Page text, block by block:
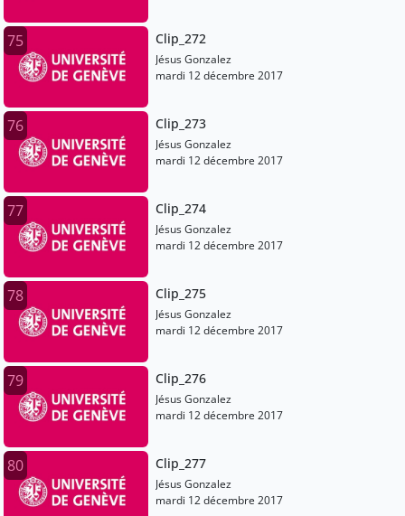
75 Clip_272
Jésus Gonzalez
mardi 12 décembre 2017
76 Clip_273
Jésus Gonzalez
mardi 12 décembre 2017
77 Clip_274
Jésus Gonzalez
mardi 12 décembre 2017
78 Clip_275
Jésus Gonzalez
mardi 12 décembre 2017
79 Clip_276
Jésus Gonzalez
mardi 12 décembre 2017
80 Clip_277
Jésus Gonzalez
mardi 12 décembre 2017